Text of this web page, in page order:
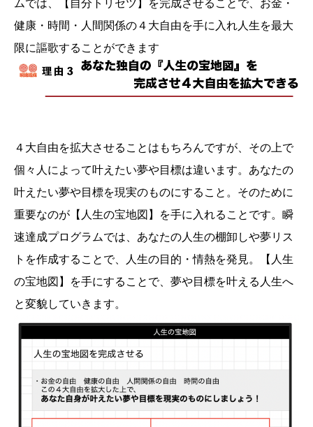
ムでは、【自分トリセツ】を完成させることで、お金・
健康・時間・人間関係の４大自由を手に入れ人生を最大
限に謳歌することができます
４大自由を拡大させることはもちろんですが、その上で
個々人によって叶えたい夢や目標は違います。あなたの
叶えたい夢や目標を現実のものにすること。そのために
重要なのが【人生の宝地図】を手に入れることです。瞬
速達成プログラムでは、あなたの人生の棚卸しや夢リス
トを作成することで、人生の目的・情熱を発見。【人生
の宝地図】を手にすることで、夢や目標を叶える人生へ
と変貌していきます。